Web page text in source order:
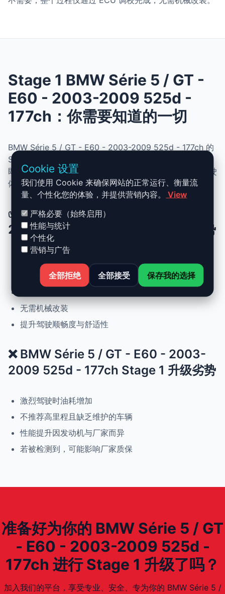
Stage 1 BMW Série 5 / GT -
E60 - 2003-2009 525d -
177ch：你需要知道的一切
BMW Série 5 / GT - E60 - 2003-2009 525d - 177ch 的
Stage 1 升级结合了性能、安全与简便性。无需机械改动，
即可提升动力、扭矩并优化油耗。非常适合追求更灵敏驾驶
体验且希望保持原厂可靠性的车主。
✅ BMW Série 5 / GT - E60 - 2003-
2009 525d - 177ch Stage 1 升级优势
正常驾驶下优化油耗
无需机械改装
提升驾驶顺畅度与舒适性
❌ BMW Série 5 / GT - E60 - 2003-
2009 525d - 177ch Stage 1 升级劣势
激烈驾驶时油耗增加
不推荐高里程且缺乏维护的车辆
性能提升因发动机与厂家而异
若被检测到，可能影响厂家质保
准备好为你的 BMW Série 5 / GT
- E60 - 2003-2009 525d -
177ch 进行 Stage 1 升级了吗？
加入我们的平台，享受专业、安全、专为你的 BMW Série 5 /
Cookie 设置
我们使用 Cookie 来确保网站的正常运行、衡量流
量、个性化您的体验，并提供营销内容。
View
严格必要（始终启用）
性能与统计
个性化
营销与广告
全部拒绝 全部接受 保存我的选择